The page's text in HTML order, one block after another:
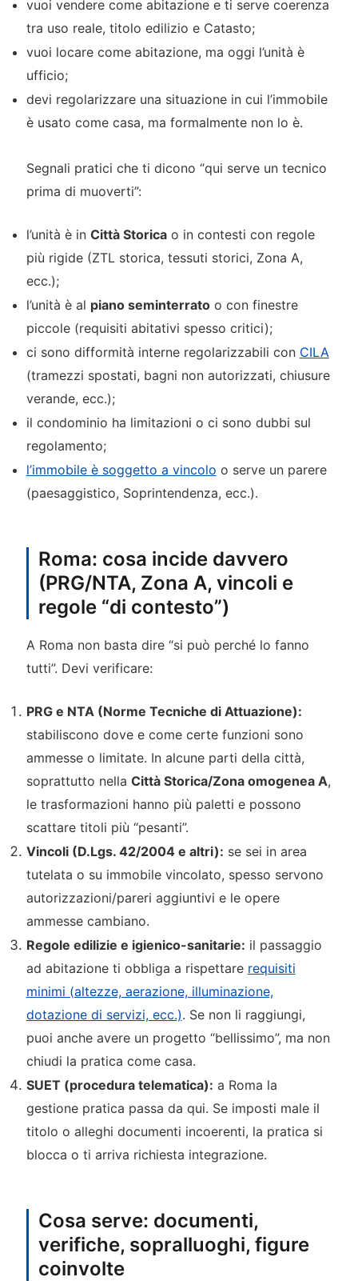
vuoi vendere come abitazione e ti serve coerenza
tra uso reale, titolo edilizio e Catasto;
vuoi locare come abitazione, ma oggi l’unità è
ufficio;
devi regolarizzare una situazione in cui l’immobile
è usato come casa, ma formalmente non lo è.
Segnali pratici che ti dicono “qui serve un tecnico
prima di muoverti”:
l’unità è in Città Storicao in contesti con regole
più rigide (ZTL storica, tessuti storici, Zona A,
ecc.);
l’unità è al piano seminterratoo con finestre
piccole (requisiti abitativi spesso critici);
ci sono difformità interne regolarizzabili con CILA
(tramezzi spostati, bagni non autorizzati, chiusure
verande, ecc.);
il condominio ha limitazioni o ci sono dubbi sul
regolamento;
l’immobile è soggetto a vincolo o serve un parere
(paesaggistico, Soprintendenza, ecc.).
Roma: cosa incide davvero
(PRG/NTA, Zona A, vincoli e
regole “di contesto”)
A Roma non basta dire “si può perché lo fanno
tutti”. Devi verificare:
PRG e NTA (Norme Tecniche di Attuazione):
stabiliscono dove e come certe funzioni sono
ammesse o limitate. In alcune parti della città,
soprattutto nella Città Storica/Zona omogenea A,
le trasformazioni hanno più paletti e possono
scattare titoli più “pesanti”.
Vincoli (D.Lgs. 42/2004 e altri): se sei in area
tutelata o su immobile vincolato, spesso servono
autorizzazioni/pareri aggiuntivi e le opere
ammesse cambiano.
Regole edilizie e igienico-sanitarie: il passaggio
ad abitazione ti obbliga a rispettare requisiti
minimi (altezze, aerazione, illuminazione,
dotazione di servizi, ecc.). Se non li raggiungi,
puoi anche avere un progetto “bellissimo”, ma non
chiudi la pratica come casa.
SUET (procedura telematica): a Roma la
gestione pratica passa da qui. Se imposti male il
titolo o alleghi documenti incoerenti, la pratica si
blocca o ti arriva richiesta integrazione.
Cosa serve: documenti,
verifiche, sopralluoghi, figure
coinvolte